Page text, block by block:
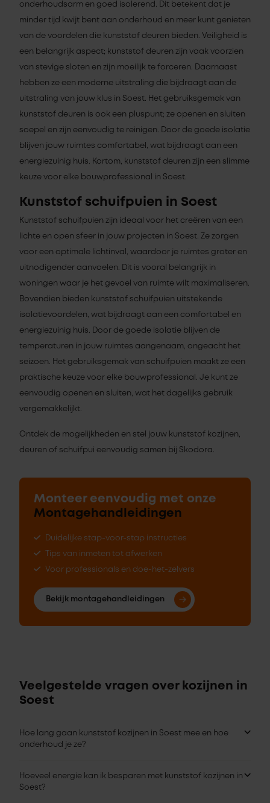
onderhoudsarm en goed isolerend. Dit betekent dat je
minder tijd kwijt bent aan onderhoud en meer kunt genieten
van de voordelen die kunststof deuren bieden. Veiligheid is
een belangrijk aspect; kunststof deuren zijn vaak voorzien
van stevige sloten en zijn moeilijk te forceren. Daarnaast
hebben ze een moderne uitstraling die bijdraagt aan de
uitstraling van jouw klus in Soest. Het gebruiksgemak van
kunststof deuren is ook een pluspunt; ze openen en sluiten
soepel en zijn eenvoudig te reinigen. Door de goede isolatie
blijven jouw ruimtes comfortabel, wat bijdraagt aan een
energiezuinig huis. Kortom, kunststof deuren zijn een slimme
keuze voor elke bouwprofessional in Soest.
Kunststof schuifpuien in Soest
Kunststof schuifpuien zijn ideaal voor het creëren van een
lichte en open sfeer in jouw projecten in Soest. Ze zorgen
voor een optimale lichtinval, waardoor je ruimtes groter en
uitnodigender aanvoelen. Dit is vooral belangrijk in
woningen waar je het gevoel van ruimte wilt maximaliseren.
Bovendien bieden kunststof schuifpuien uitstekende
isolatievoordelen, wat bijdraagt aan een comfortabel en
energiezuinig huis. Door de goede isolatie blijven de
temperaturen in jouw ruimtes aangenaam, ongeacht het
seizoen. Het gebruiksgemak van schuifpuien maakt ze een
praktische keuze voor elke bouwprofessional. Je kunt ze
eenvoudig openen en sluiten, wat het dagelijks gebruik
vergemakkelijkt.
Ontdek de mogelijkheden en stel jouw kunststof kozijnen,
deuren of schuifpui eenvoudig samen bij Skodora.
Monteer eenvoudig met onze
Montagehandleidingen
Duidelijke stap-voor-stap instructies
Tips van inmeten tot afwerken
Voor professionals en doe-het-zelvers
Bekijk montagehandleidingen
Veelgestelde vragen over kozijnen in
Soest
Hoe lang gaan kunststof kozijnen in Soest mee en hoe
onderhoud je ze?
Hoeveel energie kan ik besparen met kunststof kozijnen in
Soest?